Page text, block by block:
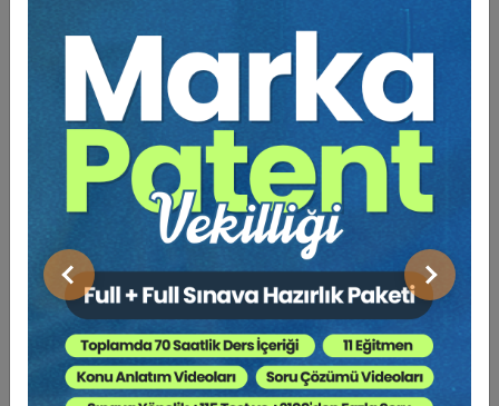
Önceki Sonraki
Mahkemenin
başlangıçta talep edilmeyen bir hakkın yargılama aşamasında
ıslah ile talep edilemeyeceği değerlendirmesi doğru değildir.
Manevi tazminata yönelik istemin esası incelenerek karar
verilmesi gerekir” denilmiştir.
4- Bilim çevrelerinde belirsiz alacak davasında manevi
tazminat istenmesine ilişkin görüşler
Öğretide, belirsiz alacak davasında, (bizim önerdiğimiz gibi)
harca esas "
simgesel değer" gösterilerek, kesin miktarı davanın
son aşamasında açıklanmak üzere "
manevi tazminat
istenebileceği yönünde görüşler bulunmakta olup, bunların bir
bölümünü aşağıya alıyoruz:[4]
Tazminat miktarınınhâkimin takdirine bağlı olduğu
durumlarda, davacınındavanın açıldığı anda alacağının
miktarını tam ve kesin olarak belirlemesi imkânsızdır.Bu